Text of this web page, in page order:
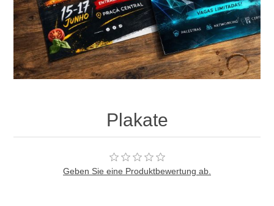
Plakate
Geben Sie eine Produktbewertung ab.